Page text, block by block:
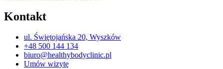
Kontakt
ul. Świętojańska 20, Wyszków
+48 500 144 134
biuro@healthybodyclinic.pl
Umów wizytę